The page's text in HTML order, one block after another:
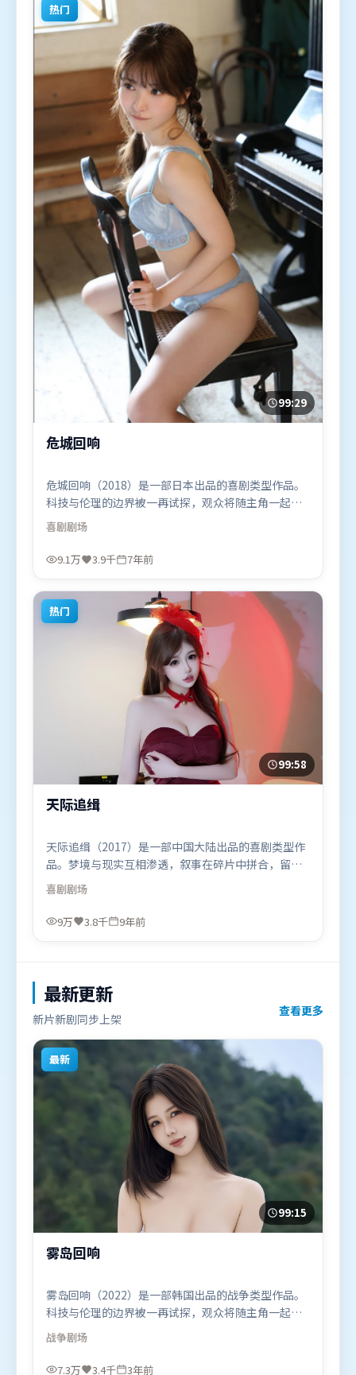
热门
99:29
危城回响
危城回响（2018）是一部日本出品的喜剧类型作品。
科技与伦理的边界被一再试探，观众将随主角一起经
历道德震荡。群像刻画各有弧光，配角亦承担叙事推
进功能。由丹尼斯·维伦纽瓦执导，黄政民、刘德
华、章子怡，古天乐、杨紫等联袂出演。影片于2018
剧题材的观众观看。
喜剧剧场
9.1万 3.9千 7年前
热门
99:58
天际追缉
天际追缉（2017）是一部中国大陆出品的喜剧类型作
品。梦境与现实互相渗透，叙事在碎片中拼合，留给
观众回味空间。摄影与美术共同营造出强烈地域气
质，增强沉浸感。由克里斯托弗·诺兰执导，肖战、
宋康昊、河正宇，李政宰、周迅、王景春等联袂出
喜剧剧场
9万 3.8千 9年前
最新更新
新片新剧同步上架
查看更多
最新
99:15
雾岛回响
雾岛回响（2022）是一部韩国出品的战争类型作品。
科技与伦理的边界被一再试探，观众将随主角一起经
历道德震荡。摄影与美术共同营造出强烈地域气质，
增强沉浸感。由詹姆斯·卡梅隆执导，托尼·贾、刘
德华、木村拓哉，宋康昊、吴京等联袂出演。影片于
战争剧场
7.3万 3.4千 3年前